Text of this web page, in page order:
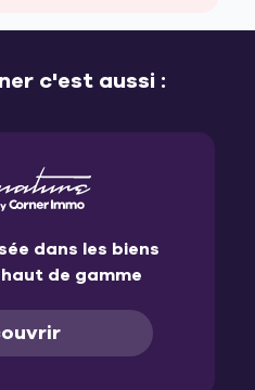
c'est aussi :
dans les biens
de gamme